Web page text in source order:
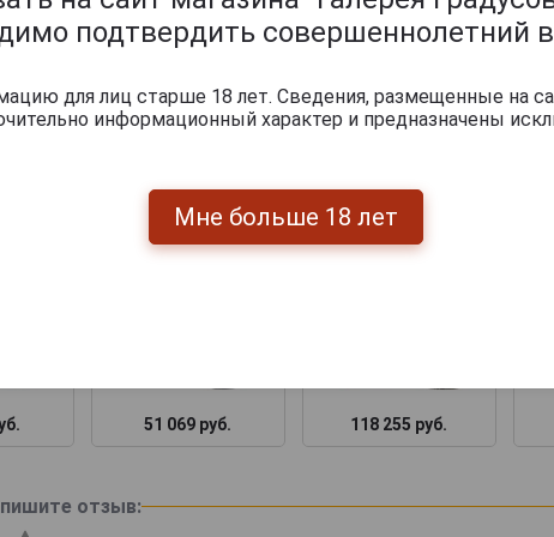
51 069 руб. 118 255 руб.
по году производства
51 069 руб. 118 255 руб.
отзыв:
подтвердить совершеннолетний
для лиц старше 18 лет. Сведения, размещенные на
информационный характер и предназначены
Мне больше 18 лет